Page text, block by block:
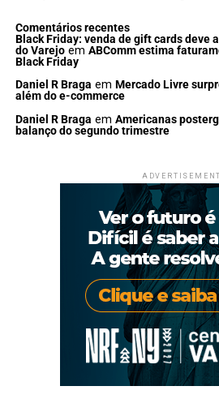
Comentários recentes
Black Friday: venda de gift cards deve
do Varejoem ABComm estima
Black Friday
Daniel R Braga em Mercado Livre
além do e-commerce
Daniel R Braga em Americanas
balanço do segundo trimestre
ADVERTISEMENT